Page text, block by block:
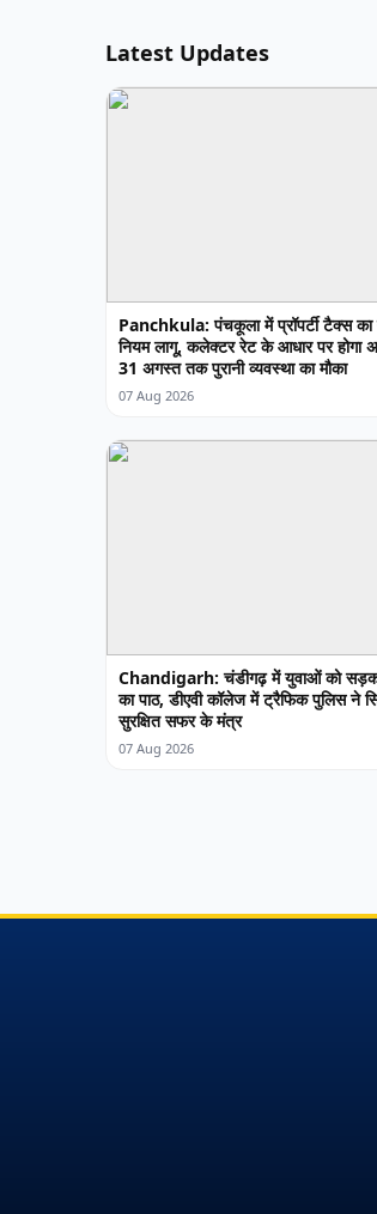
Latest Updates
Panchkula: पंचकूला में प्रॉपर्टी टैक्स का
नियम लागू, कलेक्टर रेट के आधार पर होगा
31 अगस्त तक पुरानी व्यवस्था का मौका
07 Aug 2026
Chandigarh: चंडीगढ़ में युवाओं को सड़क
का पाठ, डीएवी कॉलेज में ट्रैफिक पुलिस ने
सुरक्षित सफर के मंत्र
07 Aug 2026